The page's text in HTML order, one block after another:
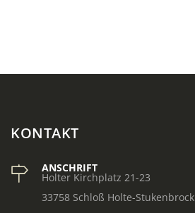
KONTAKT
ANSCHRIFT
Holter Kirchplatz 21-23
33758 Schloß Holte-Stukenbrock